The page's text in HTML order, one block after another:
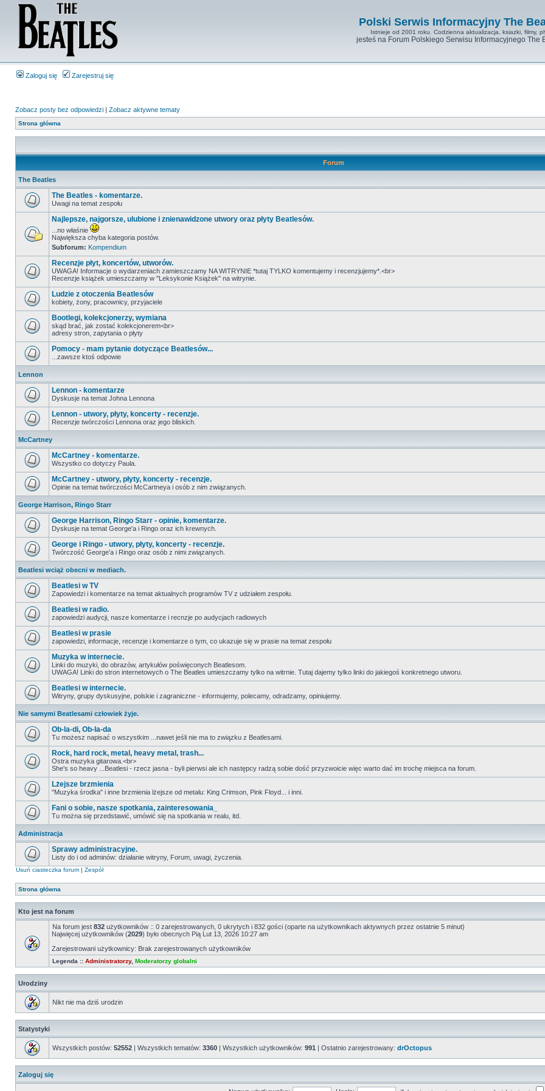
Polski Serwis Informacyjny The
Istnieje od 2001 roku. Codzienna aktualizacja, ksiazki, filmy,
jesteś na Forum Polskiego Serwisu Informacyjnego The
Zaloguj się Zarejestruj się
Zobacz posty bez odpowiedzi | Zobacz aktywne tematy
Strona główna
Forum
The Beatles
The Beatles - komentarze.
Uwagi na temat zespołu
Najlepsze, najgorsze, ulubione i znienawidzone utwory oraz płyty Beatlesów.
...no właśnie
Największa chyba kategoria postów.
Subforum: Kompendium
Recenzje płyt, koncertów, utworów.
UWAGA! Informacje o wydarzeniach zamieszczamy NA WITRYNIE *tutaj TYLKO komentujemy i recenzjujemy*.<br>
Recenzje książek umieszczamy w "Leksykonie Książek" na witrynie.
Ludzie z otoczenia Beatlesów
kobiety, żony, pracownicy, przyjaciele
Bootlegi, kolekcjonerzy, wymiana
skąd brać, jak zostać kolekcjonerem<br>
adresy stron, zapytania o płyty
Pomocy - mam pytanie dotyczące Beatlesów...
...zawsze ktoś odpowie
Lennon
Lennon - komentarze
Dyskusje na temat Johna Lennona
Lennon - utwory, płyty, koncerty - recenzje.
Recenzje twórczości Lennona oraz jego bliskich.
McCartney
McCartney - komentarze.
Wszystko co dotyczy Paula.
McCartney - utwory, płyty, koncerty - recenzje.
Opinie na temat twórczości McCartneya i osób z nim związanych.
George Harrison, Ringo Starr
George Harrison, Ringo Starr - opinie, komentarze.
Dyskusje na temat George'a i Ringo oraz ich krewnych.
George i Ringo - utwory, płyty, koncerty - recenzje.
Twórczość George'a i Ringo oraz osób z nimi związanych.
Beatlesi wciąż obecni w mediach.
Beatlesi w TV
Zapowiedzi i komentarze na temat aktualnych programów TV z udziałem zespołu.
Beatlesi w radio.
zapowiedzi audycji, nasze komentarze i recnzje po audycjach radiowych
Beatlesi w prasie
zapowiedzi, informacje, recenzje i komentarze o tym, co ukazuje się w prasie na temat zespołu
Muzyka w internecie.
Linki do muzyki, do obrazów, artykułów poświęconych Beatlesom.
UWAGA! Linki do stron internetowych o The Beatles umieszczamy tylko na witrnie. Tutaj dajemy tylko linki do jakiegoś konkretnego utworu.
Beatlesi w internecie.
Witryny, grupy dyskusyjne, polskie i zagraniczne - informujemy, polecamy, odradzamy, opiniujemy.
Nie samymi Beatlesami człowiek żyje.
Ob-la-di, Ob-la-da
Tu możesz napisać o wszystkim ...nawet jeśli nie ma to związku z Beatlesami.
Rock, hard rock, metal, heavy metal, trash...
Ostra muzyka gitarowa.<br>
She's so heavy ...Beatlesi - rzecz jasna - byli pierwsi ale ich następcy radzą sobie dość przyzwoicie więc warto dać im trochę miejsca na forum.
Lżejsze brzmienia
"Muzyka środka" i inne brzmienia lżejsze od metalu: King Crimson, Pink Floyd... i inni.
Fani o sobie, nasze spotkania, zainteresowania_
Tu można się przedstawić, umówić się na spotkania w realu, itd.
Administracja
Sprawy administracyjne.
Listy do i od adminów: działanie witryny, Forum, uwagi, życzenia.
Usuń ciasteczka forum | Zespół
Strona główna
Kto jest na forum
Na forum jest 832 użytkowników :: 0 zarejestrowanych, 0 ukrytych i 832 gości (oparte na użytkownikach aktywnych przez ostatnie 5 minut)
Najwięcej użytkowników (2029) było obecnych Pią Lut 13, 2026 10:27 am
Zarejestrowani użytkownicy: Brak zarejestrowanych użytkowników
Legenda :: Administratorzy, Moderatorzy globalni
Urodziny
Nikt nie ma dziś urodzin
Statystyki
Wszystkich postów: 52552 | Wszystkich tematów: 3360 | Wszystkich użytkowników: 991 | Ostatnio zarejestrowany: drOctopus
Zaloguj się